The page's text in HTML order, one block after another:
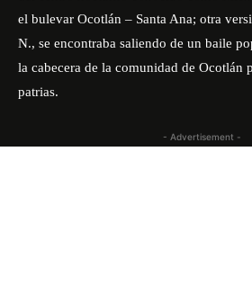
el bulevar Ocotlán – Santa Ana; otra
N., se encontraba saliendo de un baile
la cabecera de la comunidad de Ocotlán
patrias.
- Advertisement -